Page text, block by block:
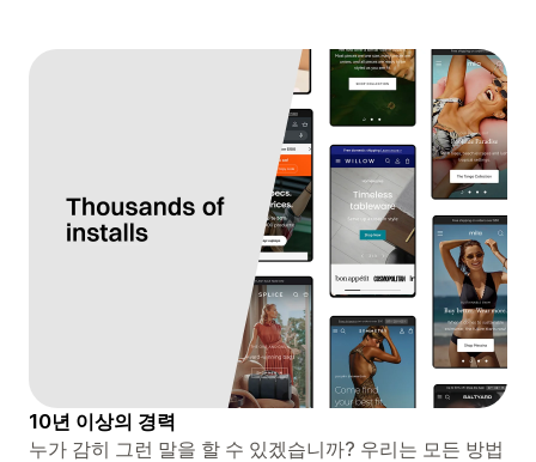
10년 이상의 경력
누가 감히 그런 말을 할 수 있겠습니까? 우리는 모든 방법